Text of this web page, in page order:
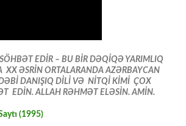
EDİR – BU BİR DƏQİQƏ YARIMLIQ
XX ƏSRİN ORTALARANDA AZƏRBAYCAN
DANIŞIQ DİLİ VƏ NİTQİ KİMİ ÇOX
EDİN. ALLAH RƏHMƏT ELƏSİN. AMİN.
(1995)